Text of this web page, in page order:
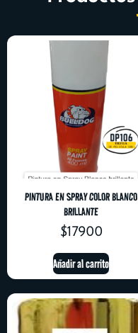
PINTURA EN SPRAY COLOR BLANCO
BRILLANTE
$17900
Añadir al carrito